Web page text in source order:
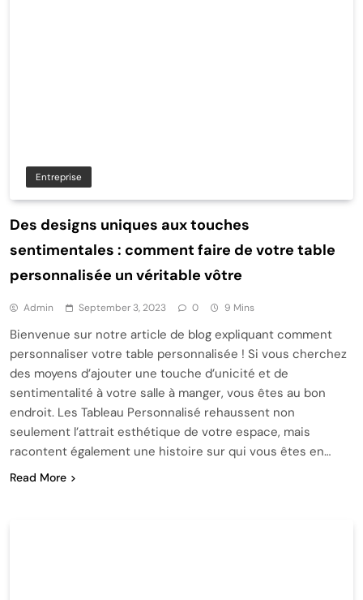
Entreprise
Des designs uniques aux touches
sentimentales : comment faire de votre table
personnalisée un véritable vôtre
Admin September 3, 2023 0 9 Mins
Bienvenue sur notre article de blog expliquant comment
personnaliser votre table personnalisée ! Si vous cherchez
des moyens d’ajouter une touche d’unicité et de
sentimentalité à votre salle à manger, vous êtes au bon
endroit. Les Tableau Personnalisé rehaussent non
seulement l’attrait esthétique de votre espace, mais
racontent également une histoire sur qui vous êtes en…
Read More